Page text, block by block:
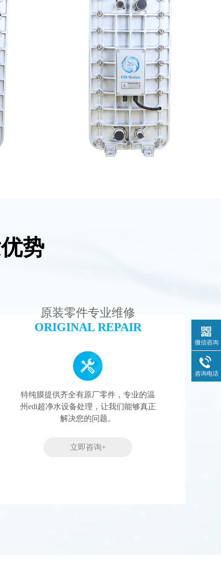
维修 MK-TC300 EDI超纯水处理设备
查看详情
势
原装零件专业维修
ORIGINAL REPAIR
特纯膜提供齐全有原厂零件，专业的温
州edi超净水设备处理，让我们能够真正
解决您的问题。
立即咨询+
微信咨询
咨询电话